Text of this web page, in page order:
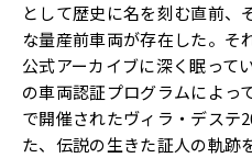
として歴史に名を刻む直前、
な量産前車両が存在した。そ
公式アーカイブに深く眠って
の車両認証プログラムによっ
で開催されたヴィラ・デステ
た、伝説の生きた証人の軌跡